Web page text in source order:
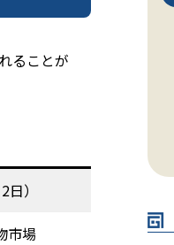
ることが
）
市場